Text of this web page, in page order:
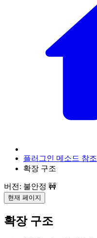
플러그인 메소드 참조
확장 구조
버전: 불안정 🚧
현재 페이지
확장 구조